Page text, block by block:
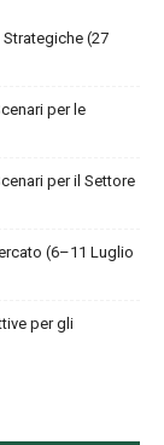
(27
per le
per il Settore
(6–11 Luglio
per gli